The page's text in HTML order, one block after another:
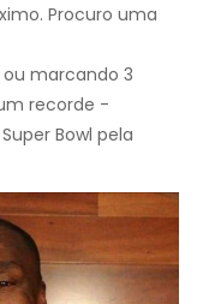
Procuro uma
ou marcando 3
recorde -
Bowl pela